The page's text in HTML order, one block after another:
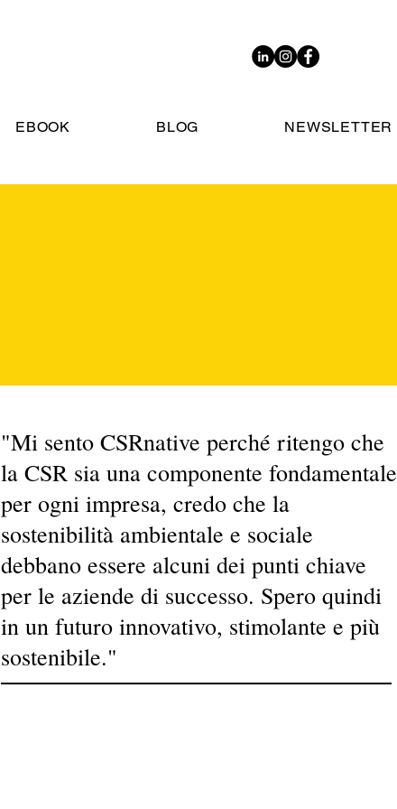
EBOOK BLOG NEWSLETTER
"Mi sento CSRnative perché ritengo che
la CSR sia una componente fondamentale
per ogni impresa, credo che la
sostenibilità ambientale e sociale
debbano essere alcuni dei punti chiave
per le aziende di successo. Spero quindi
in un futuro innovativo, stimolante e più
sostenibile."